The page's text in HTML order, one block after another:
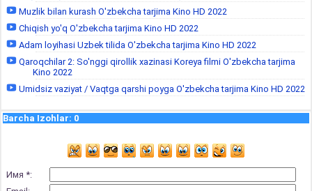
Muzlik bilan kurash O'zbekcha tarjima Kino HD 2022
Chiqish yo'q O'zbekcha tarjima Kino HD 2022
Adam loyihasi Uzbek tilida O'zbekcha tarjima Kino HD 2022
Qaroqchilar 2: So'nggi qirollik xazinasi Koreya filmi O'zbekcha tarjima
Kino 2022
Umidsiz vaziyat / Vaqtga qarshi poyga O'zbekcha tarjima Kino HD 2022
Barcha Izohlar: 0
Имя *: